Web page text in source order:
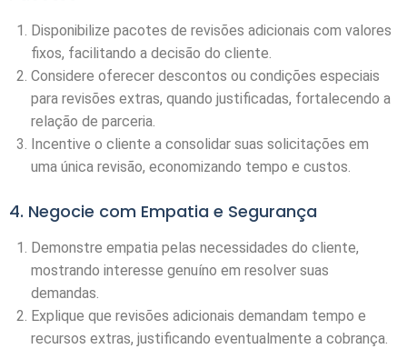
Disponibilize pacotes de revisões adicionais com valores
fixos, facilitando a decisão do cliente.
Considere oferecer descontos ou condições especiais
para revisões extras, quando justificadas, fortalecendo a
relação de parceria.
Incentive o cliente a consolidar suas solicitações em
uma única revisão, economizando tempo e custos.
4. Negocie com Empatia e Segurança
Demonstre empatia pelas necessidades do cliente,
mostrando interesse genuíno em resolver suas
demandas.
Explique que revisões adicionais demandam tempo e
recursos extras, justificando eventualmente a cobrança.